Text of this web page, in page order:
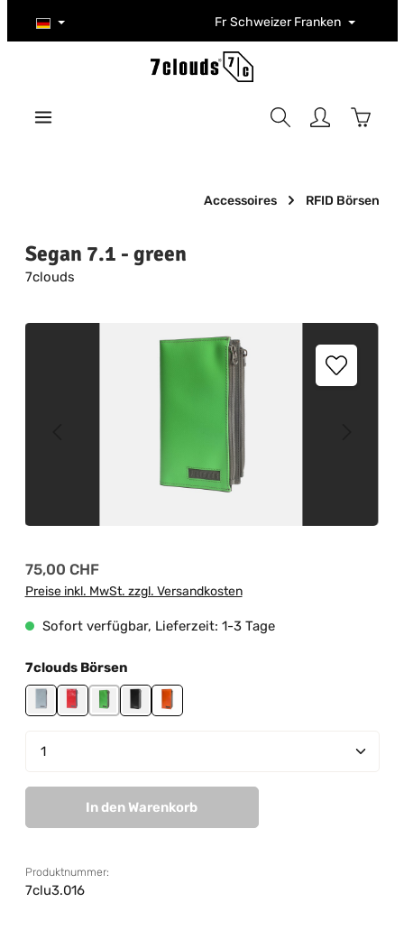
Zum Hauptinhalt springen Fr Schweizer Franken
Accessoires RFID Börsen
Segan 7.1 - green
7clouds
Bildergalerie überspringen
Regulärer Preis:
75,00 CHF
Preise inkl. MwSt. zzgl. Versandkosten
Sofort verfügbar, Lieferzeit: 1-3 Tage
7clouds Börsenauswählen
014 015 016 017 019
Produkt Anzahl: Gib den gewünschten Wert ein
In den Warenkorb
Produktnummer:
7clu3.016